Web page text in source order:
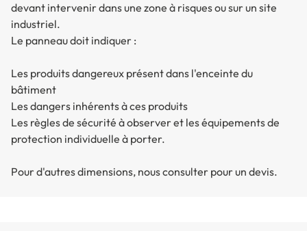
devant intervenir dans une zone à risques ou sur un site
industriel.
Le panneau doit indiquer :
Les produits dangereux présent dans l'enceinte du
bâtiment
Les dangers inhérents à ces produits
Les règles de sécurité à observer et les équipements de
protection individuelle à porter.
Pour d'autres dimensions, nous consulter pour un devis.